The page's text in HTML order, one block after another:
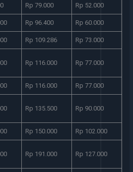
Rp 79.000 Rp 52.000
Rp 96.400 Rp 60.000
Rp 109.286 Rp 73.000
Rp 116.000 Rp 77.000
Rp 116.000 Rp 77.000
Rp 135.500 Rp 90.000
Rp 150.000 Rp 102.000
Rp 191.000 Rp 127.000